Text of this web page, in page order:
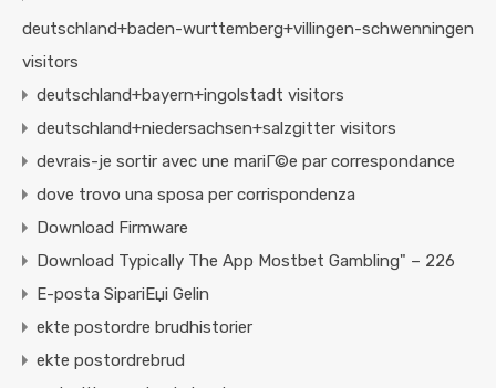
deutschland+baden-wurttemberg+villingen-schwenningen
visitors
deutschland+bayern+ingolstadt visitors
deutschland+niedersachsen+salzgitter visitors
devrais-je sortir avec une mariГ©e par correspondance
dove trovo una sposa per corrispondenza
Download Firmware
Download Typically The App Mostbet Gambling" – 226
E-posta SipariЕџi Gelin
ekte postordre brudhistorier
ekte postordrebrud